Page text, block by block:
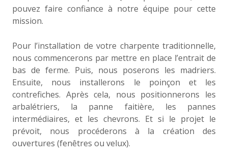
pouvez faire confiance à notre équipe pour cette
mission.
Pour l’installation de votre charpente traditionnelle,
nous commencerons par mettre en place l’entrait de
bas de ferme. Puis, nous poserons les madriers.
Ensuite, nous installerons le poinçon et les
contrefiches. Après cela, nous positionnerons les
arbalétriers, la panne faitière, les pannes
intermédiaires, et les chevrons. Et si le projet le
prévoit, nous procéderons à la création des
ouvertures (fenêtres ou velux).